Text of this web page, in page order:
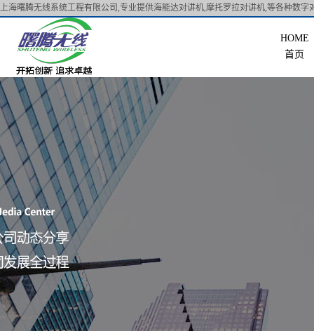
上海曙腾无线系统工程有限公司,专业提供海能达对讲机,摩托罗拉对讲机,等各种数字
首页